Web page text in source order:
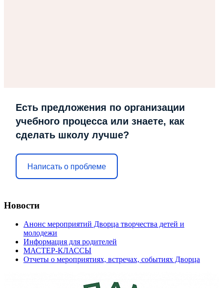
Есть предложения по организации
учебного процесса или знаете, как
сделать школу лучше?
Написать о проблеме
Новости
Анонс мероприятий Дворца творчества детей и
молодежи
Информация для родителей
МАСТЕР-КЛАССЫ
Отчеты о мероприятиях, встречах, событиях Дворца